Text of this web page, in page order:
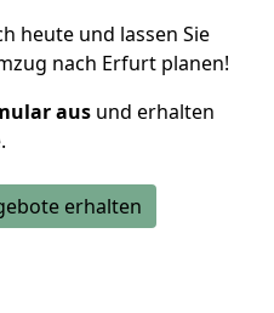
heute und lassen Sie
nach Erfurt planen!
aus und erhalten
erhalten